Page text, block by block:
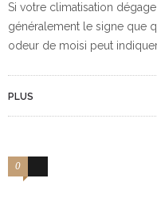
Si votre climatisation
généralement le signe que
odeur de moisi peut
PLUS
0